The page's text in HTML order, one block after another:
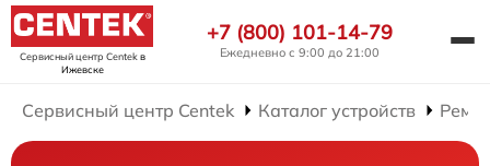
Сервисный центр Centekв
Ижевске
+7 (800) 101-14-79
Ежедневно с 9:00 до 21:00
Сервисный центр Centek Каталог устройств